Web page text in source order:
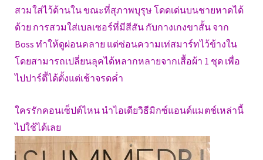
สวมใส่ไว้ด้านใน ขณะที่สุภาพบุรุษ โดดเด่นบนชายหาดได้
ด้วย การสวมใส่เบลเซอร์ที่มีสีสัน กับกางเกงขาสั้น จาก
Boss ทำให้ดูผ่อนคลาย แต่ซ่อนความเท่สมาร์ทไว้ข้างใน
โดยสามารถเปลี่ยนลุคได้หลากหลายจากเสื้อผ้า 1 ชุด เพื่อ
ไปปาร์ตี้ได้ตั้งแต่เช้าจรดค่ำ
ใครรักคอนเซ็ปต์ไหน นำไอเดียวิธีมิกซ์แอนด์แมตช์เหล่านี้
ไปใช้ได้เลย